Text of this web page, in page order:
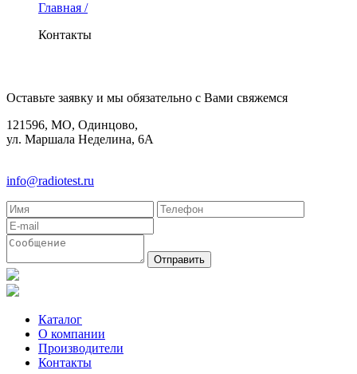
Главная /
Контакты
Оставьте заявку и мы обязательно с Вами свяжемся
121596, МО, Одинцово,
ул. Маршала Неделина, 6А
info@radiotest.ru
Каталог
О компании
Производители
Контакты